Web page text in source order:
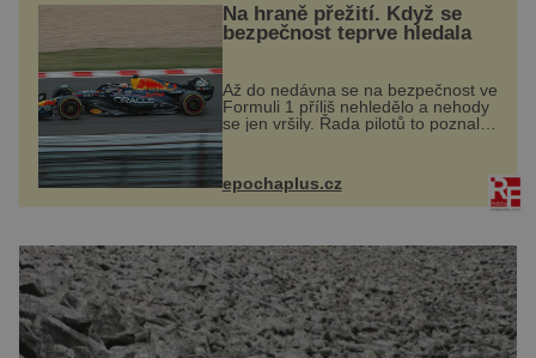
Na hraně přežití. Když se
bezpečnost teprve hledala
Až do nedávna se na bezpečnost ve
Formuli 1 příliš nehledělo a nehody
se jen vršily. Řada pilotů to poznala
na vlastní kůži, často s trvalými
následky nebo bohužel i ztrátou
života. Dnes nepochopiteln...
epochaplus.cz